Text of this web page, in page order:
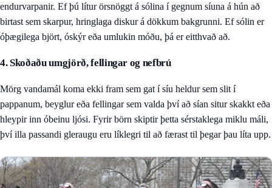
endurvarpanir. Ef þú lítur örsnöggt á sólina í gegnum síuna á hún að
birtast sem skarpur, hringlaga diskur á dökkum bakgrunni. Ef sólin er
óþægilega björt, óskýr eða umlukin móðu, þá er eitthvað að.
4. Skoðaðu umgjörð, fellingar og nefbrú
Mörg vandamál koma ekki fram sem gat í síu heldur sem slit í
pappanum, beyglur eða fellingar sem valda því að sían situr skakkt eða
hleypir inn óbeinu ljósi. Fyrir börn skiptir þetta sérstaklega miklu máli,
því illa passandi gleraugu eru líklegri til að færast til þegar þau líta upp.